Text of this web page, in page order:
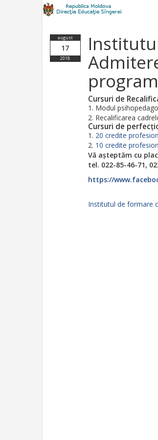
august
17
2018
Cursuri de
Modul
Recalificarea
Cursuri de
20 credite
10 credite
Vă așteptăm cu
tel. 022-85-46-71,
https://
Institutul de formare